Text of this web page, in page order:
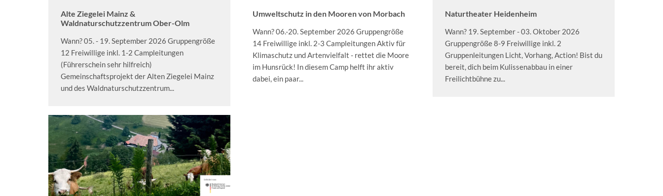
Alte Ziegelei Mainz &
Waldnaturschutzzentrum Ober-Olm
Wann? 05. - 19. September 2026 Gruppengröße
12 Freiwillige inkl. 1-2 Campleitungen
(Führerschein sehr hilfreich)
Gemeinschaftsprojekt der Alten Ziegelei Mainz
und des Waldnaturschutzzentrum...
Umweltschutz in den Mooren von Morbach
Wann? 06.-20. September 2026 Gruppengröße
14 Freiwillige inkl. 2-3 Campleitungen Aktiv für
Klimaschutz und Artenvielfalt - rettet die Moore
im Hunsrück! In diesem Camp helft ihr aktiv
dabei, ein paar...
Naturtheater Heidenheim
Wann? 19. September - 03. Oktober 2026
Gruppengröße 8-9 Freiwillige inkl. 2
Gruppenleitungen Licht, Vorhang, Action! Bist du
bereit, dich beim Kulissenabbau in einer
Freilichtbühne zu...